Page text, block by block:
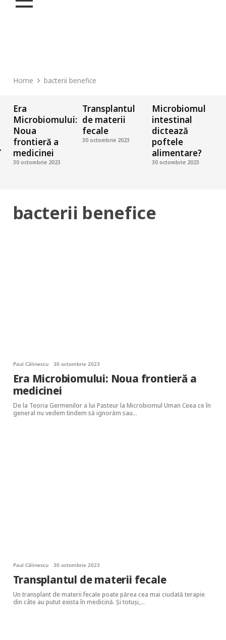
Home bacterii benefice
Era
Microbiomului:
Noua
frontieră a
medicinei
30 octombrie 2023
Transplantul
de materii
fecale
30 octombrie 2023
Microbiomul
intestinal
dictează
poftele
alimentare?
30 octombrie 2023
bacterii benefice
Paul Călinescu 30 octombrie 2023
Era Microbiomului: Noua frontieră a
medicinei
De la Teoria Germenilor a lui Pasteur la Microbiomul Uman Ceea ce în
general nu vedem tindem să ignorăm sau…
Paul Călinescu 30 octombrie 2023
Transplantul de materii fecale
Un transplant de materii fecale poate părea cea mai ciudată terapie
din câte au putut exista în medicină. Şi totuşi,…